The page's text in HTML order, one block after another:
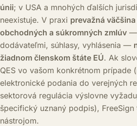
únii; v USA a mnohých ďalších
neexistuje. V praxi prevažná
obchodných a súkromných zmlúv —
dodávateľmi, súhlasy, vyhlásenia —
žiadnom členskom štáte EÚ. Ak
QES vo vašom konkrétnom prípade
elektronické podania do verejných
sektorová regulácia výslovne
špecifický uznaný podpis), FreeSign
nástrojom.